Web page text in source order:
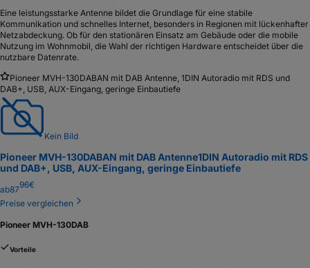
Eine leistungsstarke Antenne bildet die Grundlage für eine stabile
Kommunikation und schnelles Internet, besonders in Regionen mit lückenhafter
Netzabdeckung. Ob für den stationären Einsatz am Gebäude oder die mobile
Nutzung im Wohnmobil, die Wahl der richtigen Hardware entscheidet über die
nutzbare Datenrate.
Pioneer MVH-130DABAN mit DAB Antenne, 1DIN Autoradio mit RDS und
DAB+, USB, AUX-Eingang, geringe Einbautiefe
Kein Bild
Pioneer MVH-130DABAN mit DAB Antenne1DIN Autoradio mit RDS
und DAB+, USB, AUX-Eingang, geringe Einbautiefe
ab8796€
Preise vergleichen
Pioneer MVH-130DAB
Vorteile